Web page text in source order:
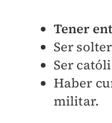
Tener
Ser
Ser
Haber
militar.